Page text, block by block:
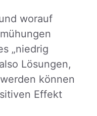
worauf
„niedrig
Lösungen,
können
Effekt